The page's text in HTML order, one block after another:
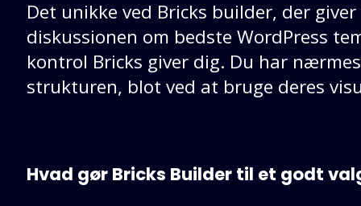
Det unikke ved Bricks builder, der
diskussionen om bedste WordPress
kontrol Bricks giver dig. Du har
strukturen, blot ved at bruge deres
Hvad gør Bricks Builder til et godt